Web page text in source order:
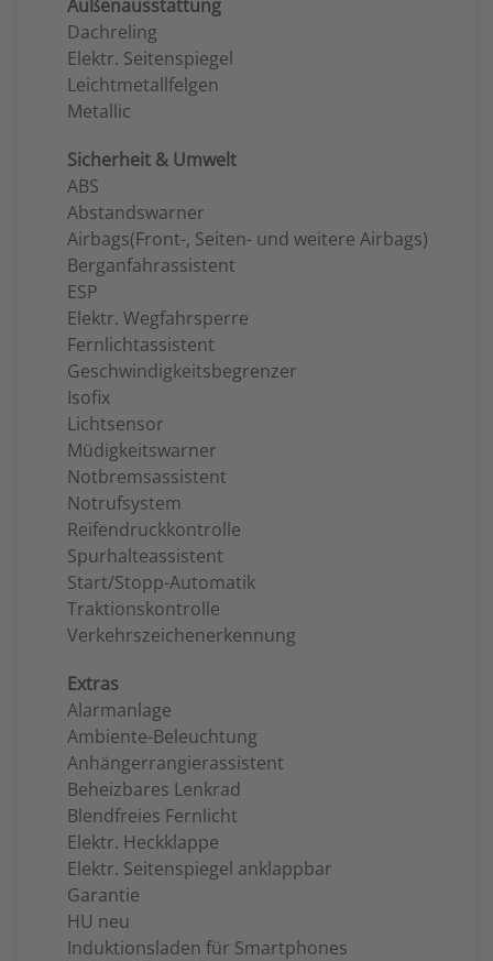
Außenausstattung
Dachreling
Elektr. Seitenspiegel
Leichtmetallfelgen
Metallic
Sicherheit & Umwelt
ABS
Abstandswarner
Airbags(Front-, Seiten- und weitere Airbags)
Berganfahrassistent
ESP
Elektr. Wegfahrsperre
Fernlichtassistent
Geschwindigkeitsbegrenzer
Isofix
Lichtsensor
Müdigkeitswarner
Notbremsassistent
Notrufsystem
Reifendruckkontrolle
Spurhalteassistent
Start/Stopp-Automatik
Traktionskontrolle
Verkehrszeichenerkennung
Extras
Alarmanlage
Ambiente-Beleuchtung
Anhängerrangierassistent
Beheizbares Lenkrad
Blendfreies Fernlicht
Elektr. Heckklappe
Elektr. Seitenspiegel anklappbar
Garantie
HU neu
Induktionsladen für Smartphones